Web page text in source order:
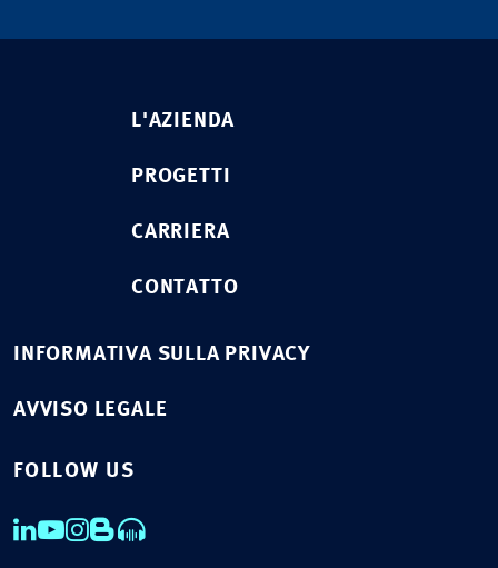
L'AZIENDA
PROGETTI
CARRIERA
CONTATTO
INFORMATIVA SULLA PRIVACY
AVVISO LEGALE
FOLLOW US